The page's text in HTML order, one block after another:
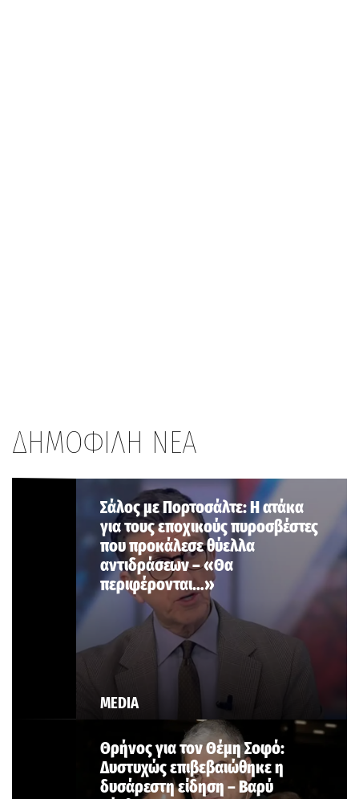
ΔΗΜΟΦΙΛΗ ΝΕΑ
MEDIA
Σάλος με Πορτοσάλτε: Η ατάκα
για τους εποχικούς πυροσβέστες
που προκάλεσε θύελλα
αντιδράσεων – «Θα
περιφέρονται…»
Θρήνος για τον Θέμη Σοφό:
Δυστυχώς επιβεβαιώθηκε η
δυσάρεστη είδηση – Βαρύ